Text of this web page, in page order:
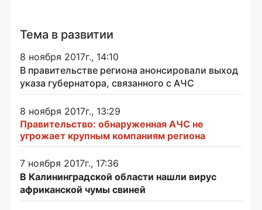
Тема в развитии
8 ноября 2017г., 14:10
В правительстве региона анонсировали выход
указа губернатора, связанного с АЧС
8 ноября 2017г., 13:29
Правительство: обнаруженная АЧС не
угрожает крупным компаниям региона
7 ноября 2017г., 17:36
В Калининградской области нашли вирус
африканской чумы свиней